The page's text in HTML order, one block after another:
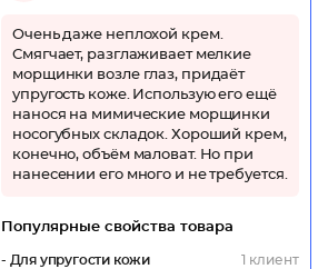
Очень даже неплохой крем.
Смягчает, разглаживает мелкие
морщинки возле глаз, придаёт
упругость коже. Использую его ещё
нанося на мимические морщинки
носогубных складок. Хороший крем,
конечно, объём маловат. Но при
нанесении его много и не требуется.
Популярные свойства товара
- Для упругости кожи
1 клиент